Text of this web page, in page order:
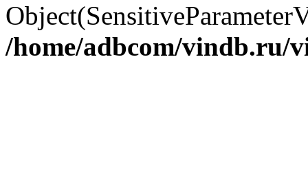
/home/adbcom/vindb.ru/